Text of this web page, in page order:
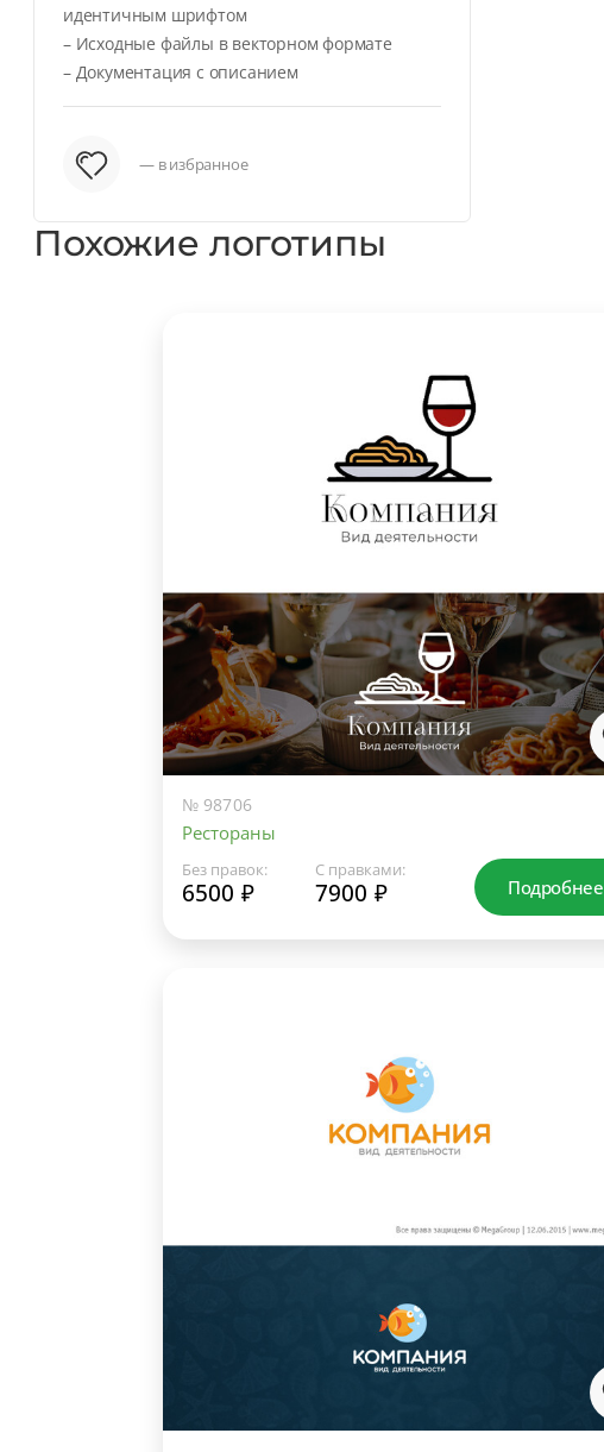
идентичным шрифтом
– Исходные файлы в векторном формате
– Документация с описанием
— в избранное
Похожие логотипы
№ 98706
Рестораны
Без правок:
6500 ₽
С правками:
7900 ₽ Подробнее